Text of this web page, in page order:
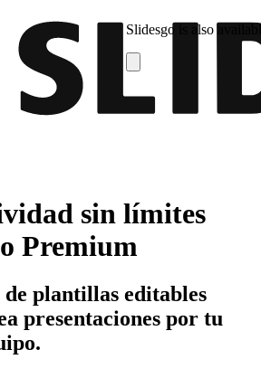
Slidesgo is also
sin límites
Premium
de plantillas editables
presentaciones por tu